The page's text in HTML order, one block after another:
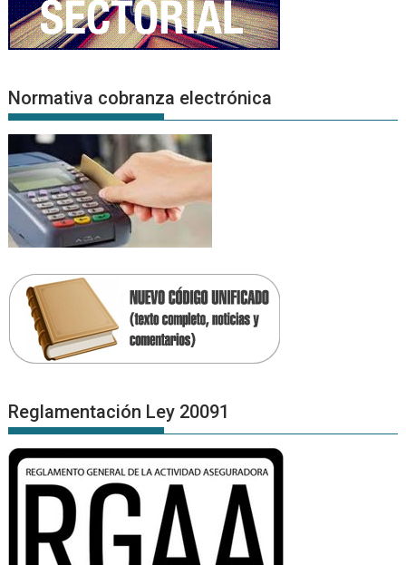
Normativa cobranza electrónica
Reglamentación Ley 20091